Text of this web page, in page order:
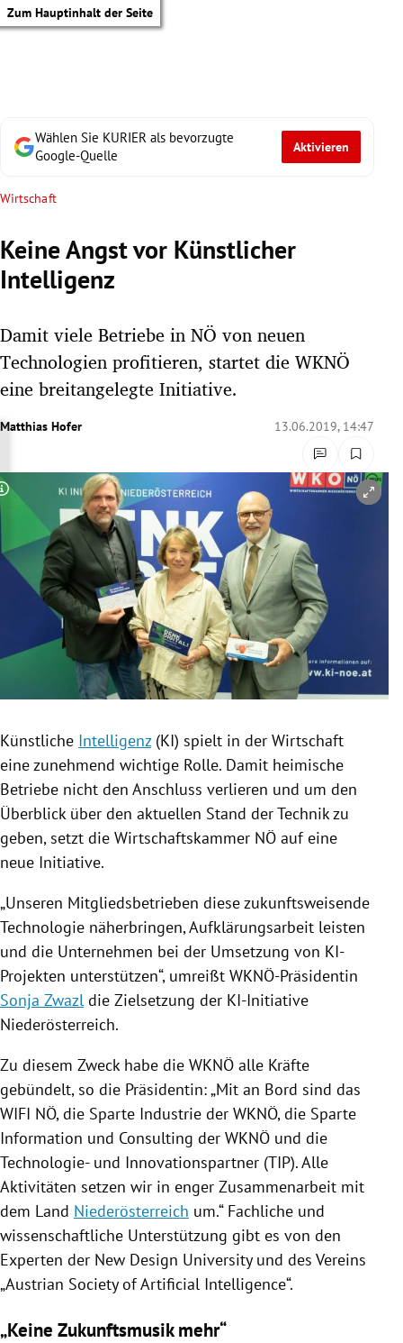
Zum Hauptinhalt der Seite
Untermenü
Untermenü
Untermenü
Untermenü
Untermenü
Untermenü
Untermenü
Untermenü
Wählen Sie KURIER als bevorzugte
Google-Quelle
Aktivieren
Wirtschaft
Keine Angst vor Künstlicher
Intelligenz
Damit viele Betriebe in NÖ von neuen
Technologien profitieren, startet die WKNÖ
eine breitangelegte Initiative.
Matthias Hofer 13.06.2019, 14:47
Copyright-Hinweis öffnen/schließen
Künstliche Intelligenz(KI) spielt in der Wirtschaft
eine zunehmend wichtige Rolle. Damit heimische
Betriebe nicht den Anschluss verlieren und um den
Überblick über den aktuellen Stand der Technik zu
geben, setzt die Wirtschaftskammer NÖ auf eine
neue Initiative.
„Unseren Mitgliedsbetrieben diese zukunftsweisende
Technologie näherbringen, Aufklärungsarbeit leisten
und die Unternehmen bei der Umsetzung von KI-
Projekten unterstützen“, umreißt WKNÖ-Präsidentin
Sonja Zwazl die Zielsetzung der KI-Initiative
Niederösterreich.
Zu diesem Zweck habe die WKNÖ alle Kräfte
gebündelt, so die Präsidentin: „Mit an Bord sind das
WIFI NÖ, die Sparte Industrie der WKNÖ, die Sparte
Information und Consulting der WKNÖ und die
Technologie- und Innovationspartner (TIP). Alle
Aktivitäten setzen wir in enger Zusammenarbeit mit
dem Land Niederösterreich um.“ Fachliche und
wissenschaftliche Unterstützung gibt es von den
Experten der New Design University und des Vereins
„Austrian Society of Artificial Intelligence“.
„Keine Zukunftsmusik mehr“